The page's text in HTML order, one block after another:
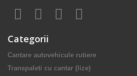
Categorii
Cantare autovehicule rutiere
Transpaleti cu cantar (lize)